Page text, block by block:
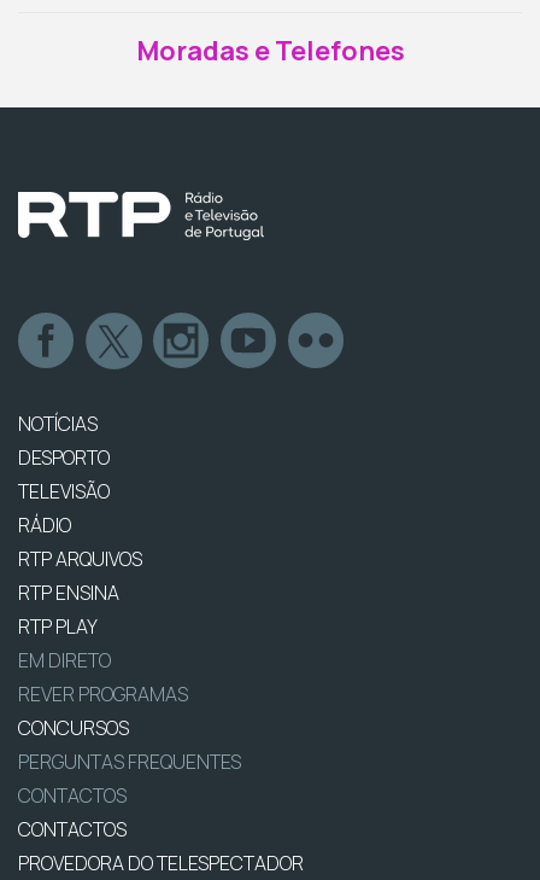
Moradas e Telefones
NOTÍCIAS
DESPORTO
TELEVISÃO
RÁDIO
RTP ARQUIVOS
RTP ENSINA
RTP PLAY
EM DIRETO
REVER PROGRAMAS
CONCURSOS
PERGUNTAS FREQUENTES
CONTACTOS
CONTACTOS
PROVEDORA DO TELESPECTADOR